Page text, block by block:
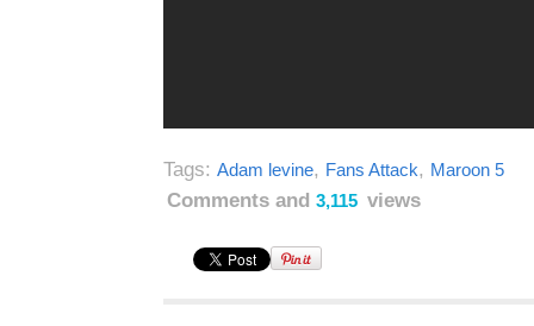
Tags: Adam levine, Fans Attack, Maroon 5
Comments and 3,115 views